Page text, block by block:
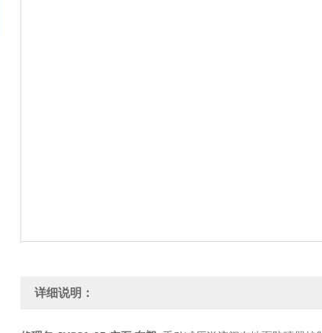
详细说明：